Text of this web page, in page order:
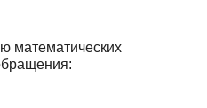
математических